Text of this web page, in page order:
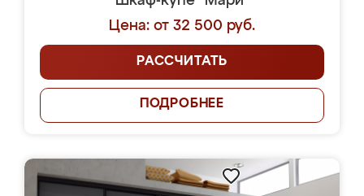
Цена: от 32 500 руб.
РАССЧИТАТЬ
ПОДРОБНЕЕ